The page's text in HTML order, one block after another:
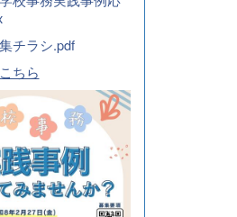
チラシ.pdf
こちら